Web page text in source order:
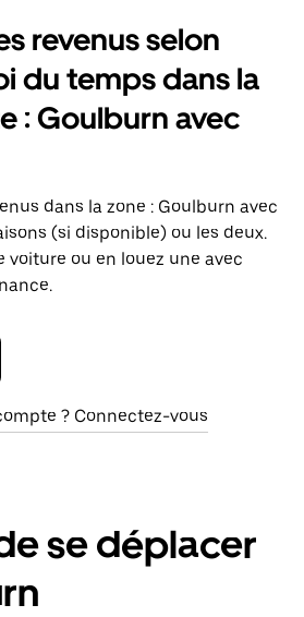
revenus selon
du temps dans la
: Goulburn avec
dans la zone : Goulburn avec
(si disponible) ou les deux.
voiture ou en louez une avec
? Connectez-vous
se déplacer